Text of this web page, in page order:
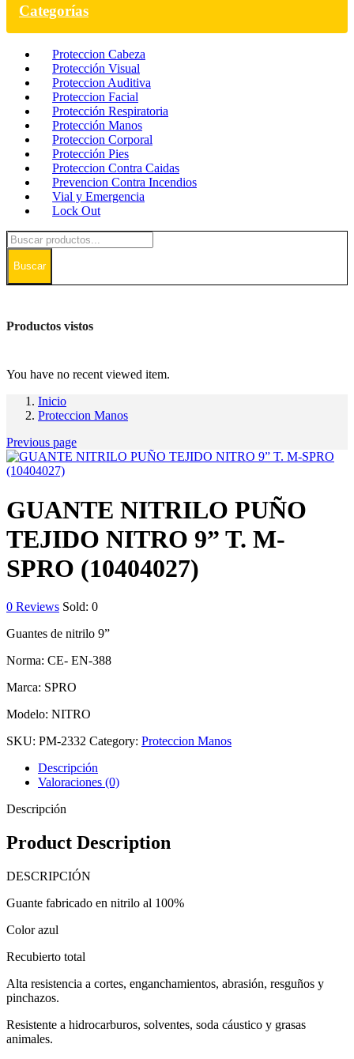
Categorías
Proteccion Cabeza
Protección Visual
Proteccion Auditiva
Proteccion Facial
Protección Respiratoria
Protección Manos
Proteccion Corporal
Protección Pies
Proteccion Contra Caidas
Prevencion Contra Incendios
Vial y Emergencia
Lock Out
Buscar
Productos vistos
You have no recent viewed item.
Inicio
Proteccion Manos
Previous page
GUANTE NITRILO PUÑO
TEJIDO NITRO 9” T. M-
SPRO (10404027)
0 Reviews Sold: 0
Guantes de nitrilo 9”
Norma: CE- EN-388
Marca: SPRO
Modelo: NITRO
SKU: PM-2332 Category: Proteccion Manos
Descripción
Valoraciones (0)
Descripción
Product Description
DESCRIPCIÓN
Guante fabricado en nitrilo al 100%
Color azul
Recubierto total
Alta resistencia a cortes, enganchamientos, abrasión, resguños y
pinchazos.
Resistente a hidrocarburos, solventes, soda cáustico y grasas
animales.